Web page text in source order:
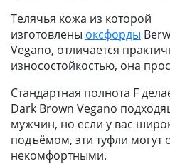
Телячья кожа из которой
изготовлены оксфорды
Vegano, отличается
износостойкостью, она
Стандартная полнота F
Dark Brown Vegano
мужчин, но если у вас
подъёмом, эти туфли могут
некомфортными.